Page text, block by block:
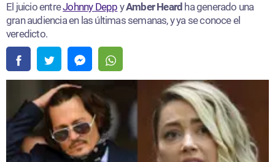
El juicio entreJohnny Depp yAmber Heard ha generado una
gran audiencia en las últimas semanas, y ya se conoce el
veredicto.